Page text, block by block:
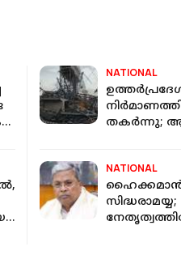
NATIONAL
തകർന്നു;
NATIONAL